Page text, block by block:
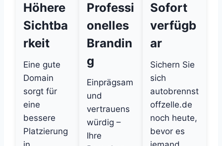
Höhere
Sichtba
rkeit
Eine gute
Domain
sorgt für
eine
bessere
Platzierung
Professi
onelles
Brandin
g
Einprägsam
und
vertrauens
würdig –
Ihre
Sofort
verfügb
ar
Sichern Sie
sich
autobrennst
offzelle.de
noch heute,
bevor es